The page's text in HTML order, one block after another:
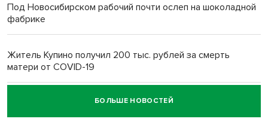
Под Новосибирском рабочий почти ослеп на шоколадной
фабрике
Житель Купино получил 200 тыс. рублей за смерть
матери от COVID-19
Новосибирский суд наказал водителя за смерть
пенсионерки на вокзале
БОЛЬШЕ НОВОСТЕЙ